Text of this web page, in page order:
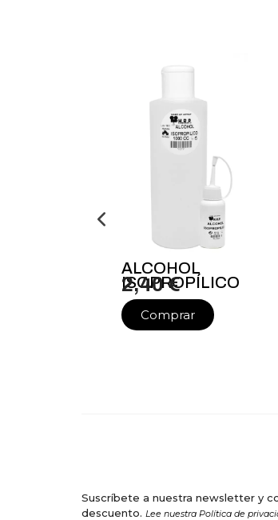
ALCOHOL
ISOPROPÍLICO
2,40 €
Comprar
Suscríbete a nuestra newsletter y
descuento. Lee nuestra Política de